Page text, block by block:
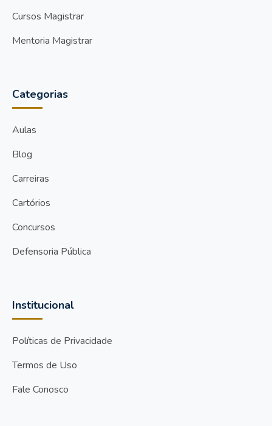
Cursos Magistrar
Mentoria Magistrar
Categorias
Aulas
Blog
Carreiras
Cartórios
Concursos
Defensoria Pública
Institucional
Políticas de Privacidade
Termos de Uso
Fale Conosco